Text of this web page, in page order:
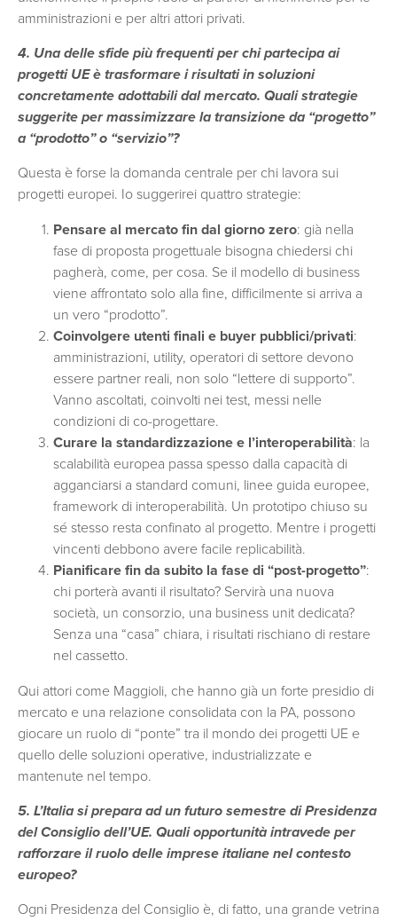
amministrazioni e per altri attori privati.
4. Una delle sfide più frequenti per chi partecipa ai
progetti UE è trasformare i risultati in soluzioni
concretamente adottabili dal mercato. Quali strategie
suggerite per massimizzare la transizione da “progetto”
a “prodotto” o “servizio”?
Questa è forse la domanda centrale per chi lavora sui
progetti europei. Io suggerirei quattro strategie:
Pensare al mercato fin dal giorno zero: già nella
fase di proposta progettuale bisogna chiedersi chi
pagherà, come, per cosa. Se il modello di business
viene affrontato solo alla fine, difficilmente si arriva a
un vero “prodotto”.
Coinvolgere utenti finali e buyer pubblici/privati:
amministrazioni, utility, operatori di settore devono
essere partner reali, non solo “lettere di supporto”.
Vanno ascoltati, coinvolti nei test, messi nelle
condizioni di co-progettare.
Curare la standardizzazione e l’interoperabilità: la
scalabilità europea passa spesso dalla capacità di
agganciarsi a standard comuni, linee guida europee,
framework di interoperabilità. Un prototipo chiuso su
sé stesso resta confinato al progetto. Mentre i progetti
vincenti debbono avere facile replicabilità.
Pianificare fin da subito la fase di “post-progetto”:
chi porterà avanti il risultato? Servirà una nuova
società, un consorzio, una business unit dedicata?
Senza una “casa” chiara, i risultati rischiano di restare
nel cassetto.
Qui attori come Maggioli, che hanno già un forte presidio di
mercato e una relazione consolidata con la PA, possono
giocare un ruolo di “ponte” tra il mondo dei progetti UE e
quello delle soluzioni operative, industrializzate e
mantenute nel tempo.
5. L’Italia si prepara ad un futuro semestre di Presidenza
del Consiglio dell’UE. Quali opportunità intravede per
rafforzare il ruolo delle imprese italiane nel contesto
europeo?
Ogni Presidenza del Consiglio è, di fatto, una grande vetrina